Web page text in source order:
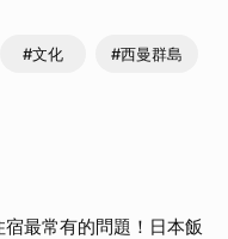
#文化 #西曼群島
最常有的問題！日本飯